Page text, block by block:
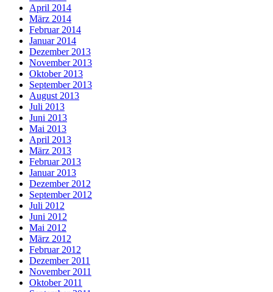
April 2014
März 2014
Februar 2014
Januar 2014
Dezember 2013
November 2013
Oktober 2013
September 2013
August 2013
Juli 2013
Juni 2013
Mai 2013
April 2013
März 2013
Februar 2013
Januar 2013
Dezember 2012
September 2012
Juli 2012
Juni 2012
Mai 2012
März 2012
Februar 2012
Dezember 2011
November 2011
Oktober 2011